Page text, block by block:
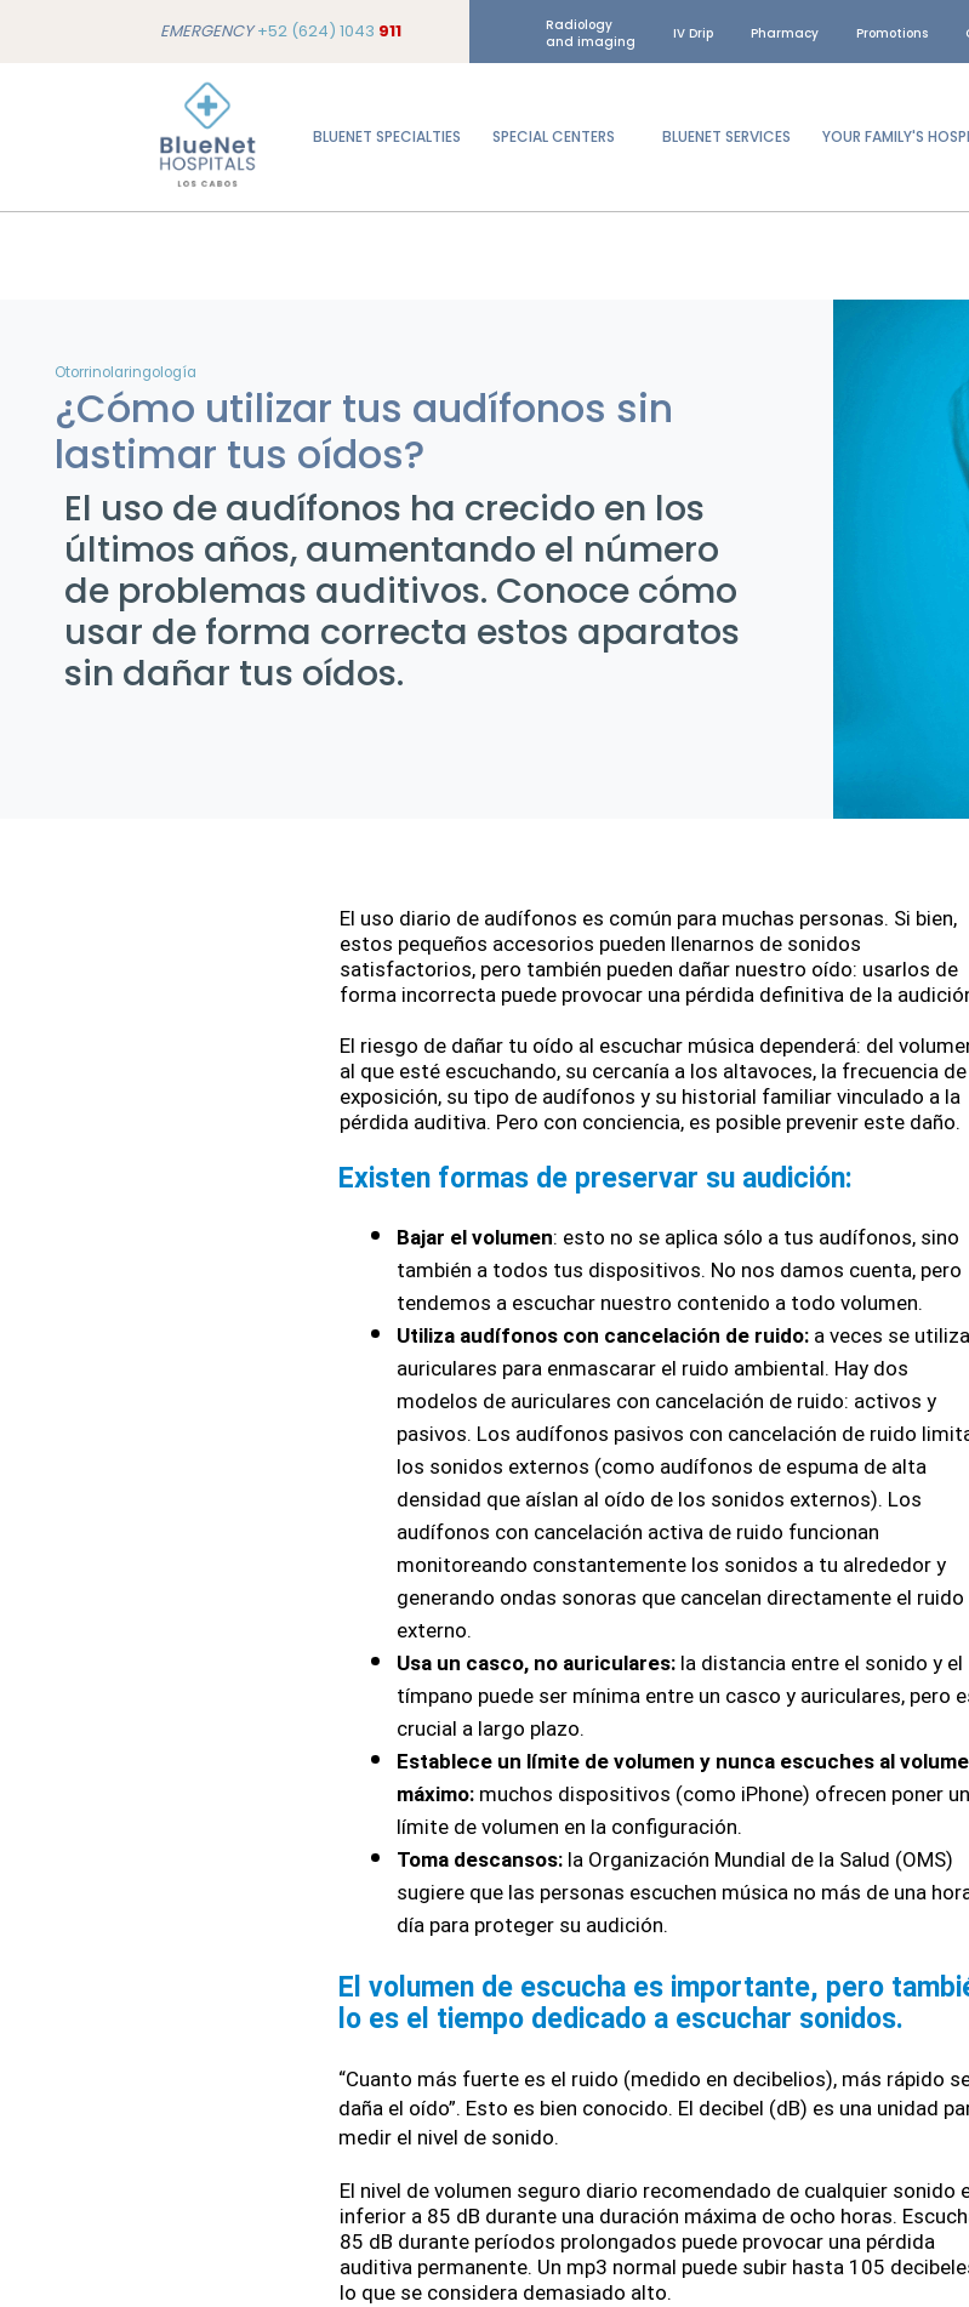
EMERGENCY+52 (624) 1043 911
Radiology
and imaging
IV Drip Pharmacy Promotions
BLUENET SPECIALTIES SPECIAL CENTERS BLUENET SERVICES YOUR FAMILY'S
Otorrinolaringología
¿Cómo utilizar tus audífonos sin
lastimar tus oídos?
El uso de audífonos ha crecido en los
últimos años, aumentando el número
de problemas auditivos. Conoce cómo
usar de forma correcta estos aparatos
sin dañar tus oídos.
El uso diario de audífonos es común para muchas personas. Si bien,
estos pequeños accesorios pueden llenarnos de sonidos
satisfactorios, pero también pueden dañar nuestro oído: usarlos de
forma incorrecta puede provocar una pérdida definitiva de la
El riesgo de dañar tu oído al escuchar música dependerá: del
al que esté escuchando, su cercanía a los altavoces, la frecuencia
exposición, su tipo de audífonos y su historial familiar vinculado a la
pérdida auditiva. Pero con conciencia, es posible prevenir este daño.
Existen formas de preservar su audición:
Bajar el volumen: esto no se aplica sólo a tus audífonos, sino
también a todos tus dispositivos. No nos damos cuenta, pero
tendemos a escuchar nuestro contenido a todo volumen.
Utiliza audífonos con cancelación de ruido: a veces se
auriculares para enmascarar el ruido ambiental. Hay dos
modelos de auriculares con cancelación de ruido: activos y
pasivos. Los audífonos pasivos con cancelación de ruido
los sonidos externos (como audífonos de espuma de alta
densidad que aíslan al oído de los sonidos externos). Los
audífonos con cancelación activa de ruido funcionan
monitoreando constantemente los sonidos a tu alrededor y
generando ondas sonoras que cancelan directamente el ruido
externo.
Usa un casco, no auriculares: la distancia entre el sonido y el
tímpano puede ser mínima entre un casco y auriculares, pero
crucial a largo plazo.
Establece un límite de volumen y nunca escuches al
máximo: muchos dispositivos (como iPhone) ofrecen poner un
límite de volumen en la configuración.
Toma descansos: la Organización Mundial de la Salud (OMS)
sugiere que las personas escuchen música no más de una
día para proteger su audición.
El volumen de escucha es importante, pero
lo es el tiempo dedicado a escuchar sonidos.
“Cuanto más fuerte es el ruido (medido en decibelios), más rápido
daña el oído”. Esto es bien conocido. El decibel (dB) es una unidad
medir el nivel de sonido.
El nivel de volumen seguro diario recomendado de cualquier sonido
inferior a 85 dB durante una duración máxima de ocho horas.
85 dB durante períodos prolongados puede provocar una pérdida
auditiva permanente. Un mp3 normal puede subir hasta 105
lo que se considera demasiado alto.